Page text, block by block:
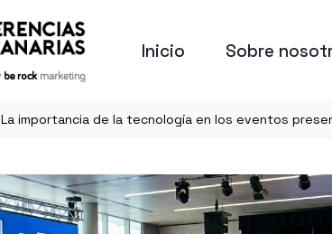
Inicio Sobre
La importancia de la tecnología en los eventos